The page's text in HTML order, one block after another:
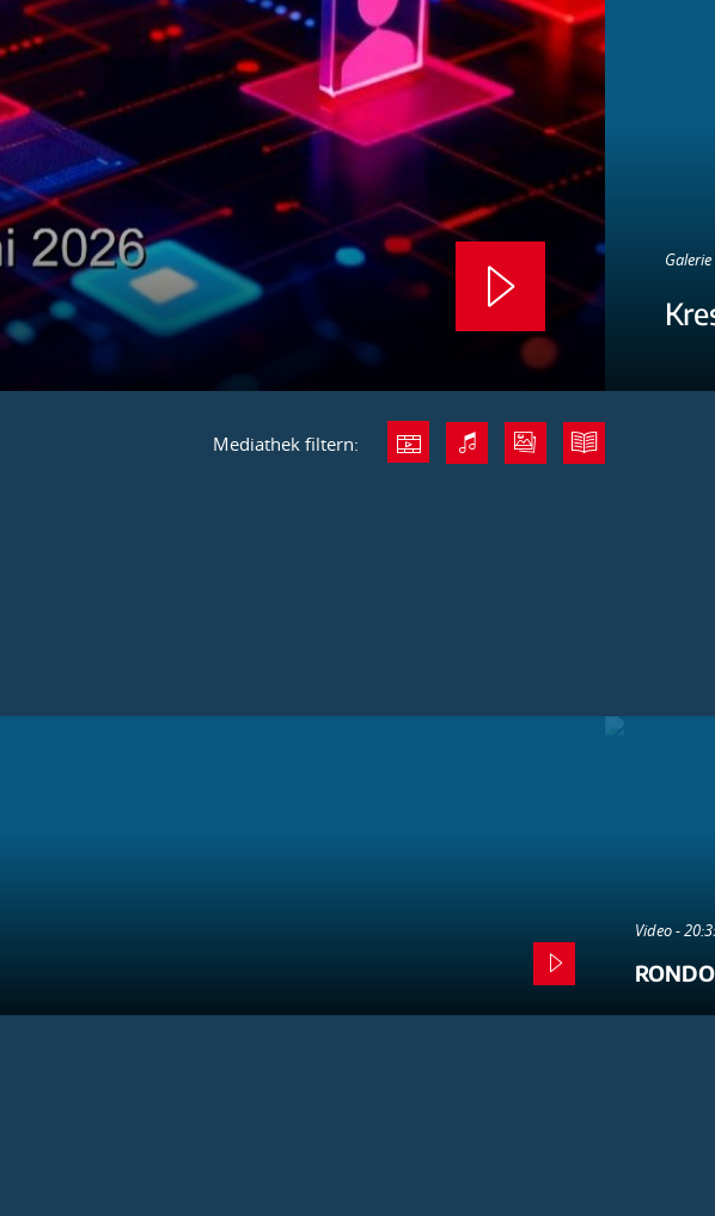
Mediathek filtern:
Video -